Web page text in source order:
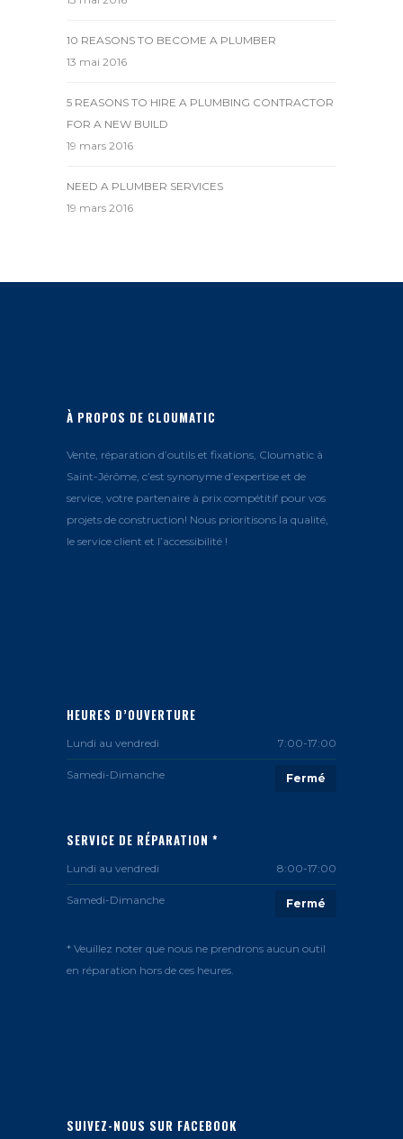
10 REASONS TO BECOME A PLUMBER
13 mai 2016
5 REASONS TO HIRE A PLUMBING CONTRACTOR
FOR A NEW BUILD
19 mars 2016
NEED A PLUMBER SERVICES
19 mars 2016
À PROPOS DE CLOUMATIC
Vente, réparation d’outils et fixations, Cloumatic à
Saint-Jérôme, c’est synonyme d’expertise et de
service, votre partenaire à prix compétitif pour vos
projets de construction! Nous prioritisons la qualité,
le service client et l’accessibilité !
HEURES D’OUVERTURE
Lundi au vendredi 7:00-17:00
Samedi-Dimanche Fermé
SERVICE DE RÉPARATION *
Lundi au vendredi 8:00-17:00
Samedi-Dimanche Fermé
* Veuillez noter que nous ne prendrons aucun outil
en réparation hors de ces heures.
SUIVEZ-NOUS SUR FACEBOOK